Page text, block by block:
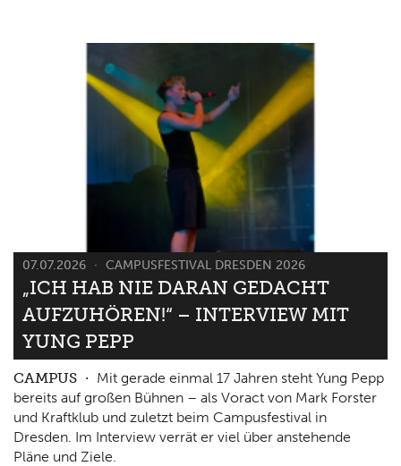
07.07.2026 CAMPUSFESTIVAL DRESDEN 2026
„ICH HAB NIE DARAN GEDACHT
AUFZUHÖREN!“ – INTERVIEW MIT
YUNG PEPP
CAMPUS
Mit gerade einmal 17 Jahren steht Yung Pepp
bereits auf großen Bühnen – als Voract von Mark Forster
und Kraftklub und zuletzt beim Campusfestival in
Dresden. Im Interview verrät er viel über anstehende
Pläne und Ziele.